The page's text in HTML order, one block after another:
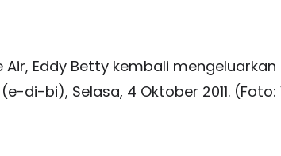
Air, Eddy Betty kembali
di-bi), Selasa, 4 Oktober 2011.